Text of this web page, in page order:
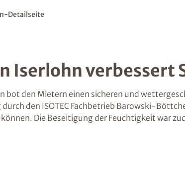
Detailseite
Iserlohn verbessert
bot den Mietern einen sicheren und
den ISOTEC Fachbetrieb Barowski-
Die Beseitigung der Feuchtigkeit war